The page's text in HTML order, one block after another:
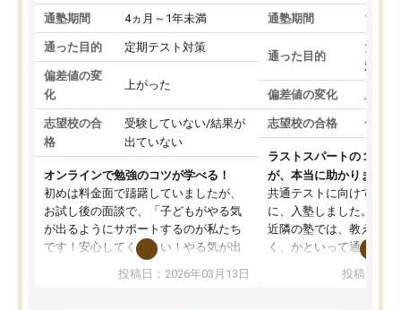
通塾期間 4ヵ月～1年未満
通った目的 定期テスト対策
偏差値の変
化
上がった
志望校の合
格
受験していない/結果が
出ていない
オンラインで勉強のコツが学べる！
初めは料金面で躊躇していましたが、
お試し後の面談で、「子どもがやる気
が出るようにサポートするのが私たち
です！安心してください！やる気が出
ないのは私たち講師の責任です」と言
ってくださり、確かに！と考えて、思
投稿日：2026年03月13日
通塾期間 1～3
通った目的
大学
対策
偏差値の変化
志望校の合格 合格
ラストスパートの１か月
が、本当に助かりました
共通テストに向けての追
に、入塾しました。田舎
近隣の塾では、教えても
く、かといって通うには
可能なので本当に助か
投稿日：